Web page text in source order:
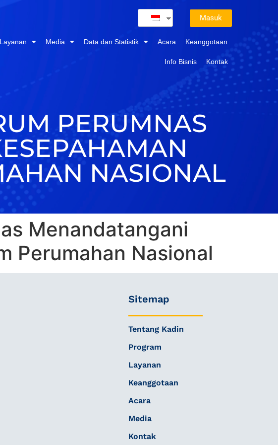
Masuk
Layanan Media Data dan Statistik Acara Keanggotaan
Info Bisnis Kontak
PERUMNAS
NASIONAL
Menandatangani
Perumahan Nasional
Sitemap
Tentang Kadin
Program
Layanan
Keanggotaan
Acara
Media
Kontak